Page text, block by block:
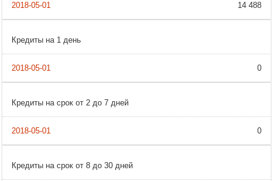
14 488
Кредиты на 1 день
0
Кредиты на срок от 2 до 7 дней
0
Кредиты на срок от 8 до 30 дней